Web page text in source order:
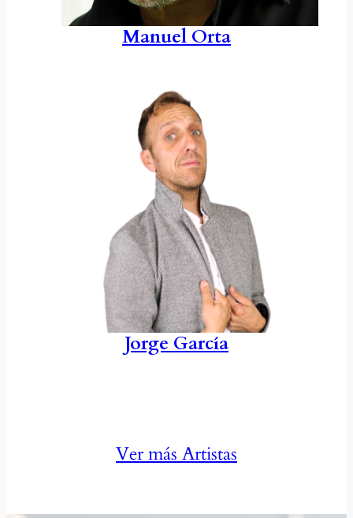
Manuel Orta
Jorge García
Ver más Artistas